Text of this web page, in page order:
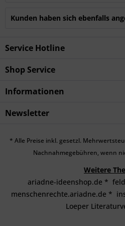
Kunden haben sich ebenfalls
Service Hotline
Shop Service
Informationen
Newsletter
* Alle Preise inkl. gesetzl.
Nachnahmegebühren, wenn
Weitere
ariadne-ideenshop.de *
menschenrechte.ariadne.de *
Loeper